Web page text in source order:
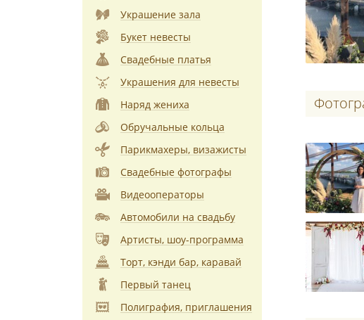
Украшение зала
Букет невесты
Свадебные платья
Украшения для невесты
Наряд жениха
Обручальные кольца
Парикмахеры, визажисты
Свадебные фотографы
Видеооператоры
Автомобили на свадьбу
Артисты, шоу-программа
Торт, кэнди бар, каравай
Первый танец
Полиграфия, приглашения